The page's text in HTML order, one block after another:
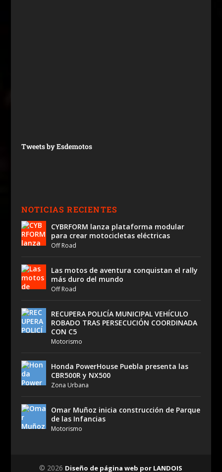
Tweets by Esdemotos
NOTICIAS RECIENTES
CYBRFORM lanza plataforma modular
para crear motocicletas eléctricas
Off Road
Las motos de aventura conquistan el rally
más duro del mundo
Off Road
RECUPERA POLICÍA MUNICIPAL VEHÍCULO
ROBADO TRAS PERSECUCIÓN COORDINADA
CON C5
Motorismo
Honda PowerHouse Puebla presenta las
CBR500R y NX500
Zona Urbana
Omar Muñoz inicia construcción de Parque
de las Infancias
Motorismo
© 2026 Diseño de página web por LANDOIS